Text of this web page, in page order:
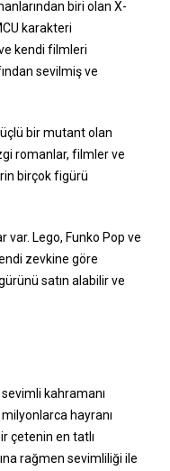
biri olan X-
karakteri
kendi filmleri
sevilmiş ve
bir mutant olan
romanlar, filmler ve
birçok figürü
var. Lego, Funko Pop ve
zevkine göre
satın alabilir ve
kahramanı
hayranı
çetenin en tatlı
rağmen sevimliliği ile